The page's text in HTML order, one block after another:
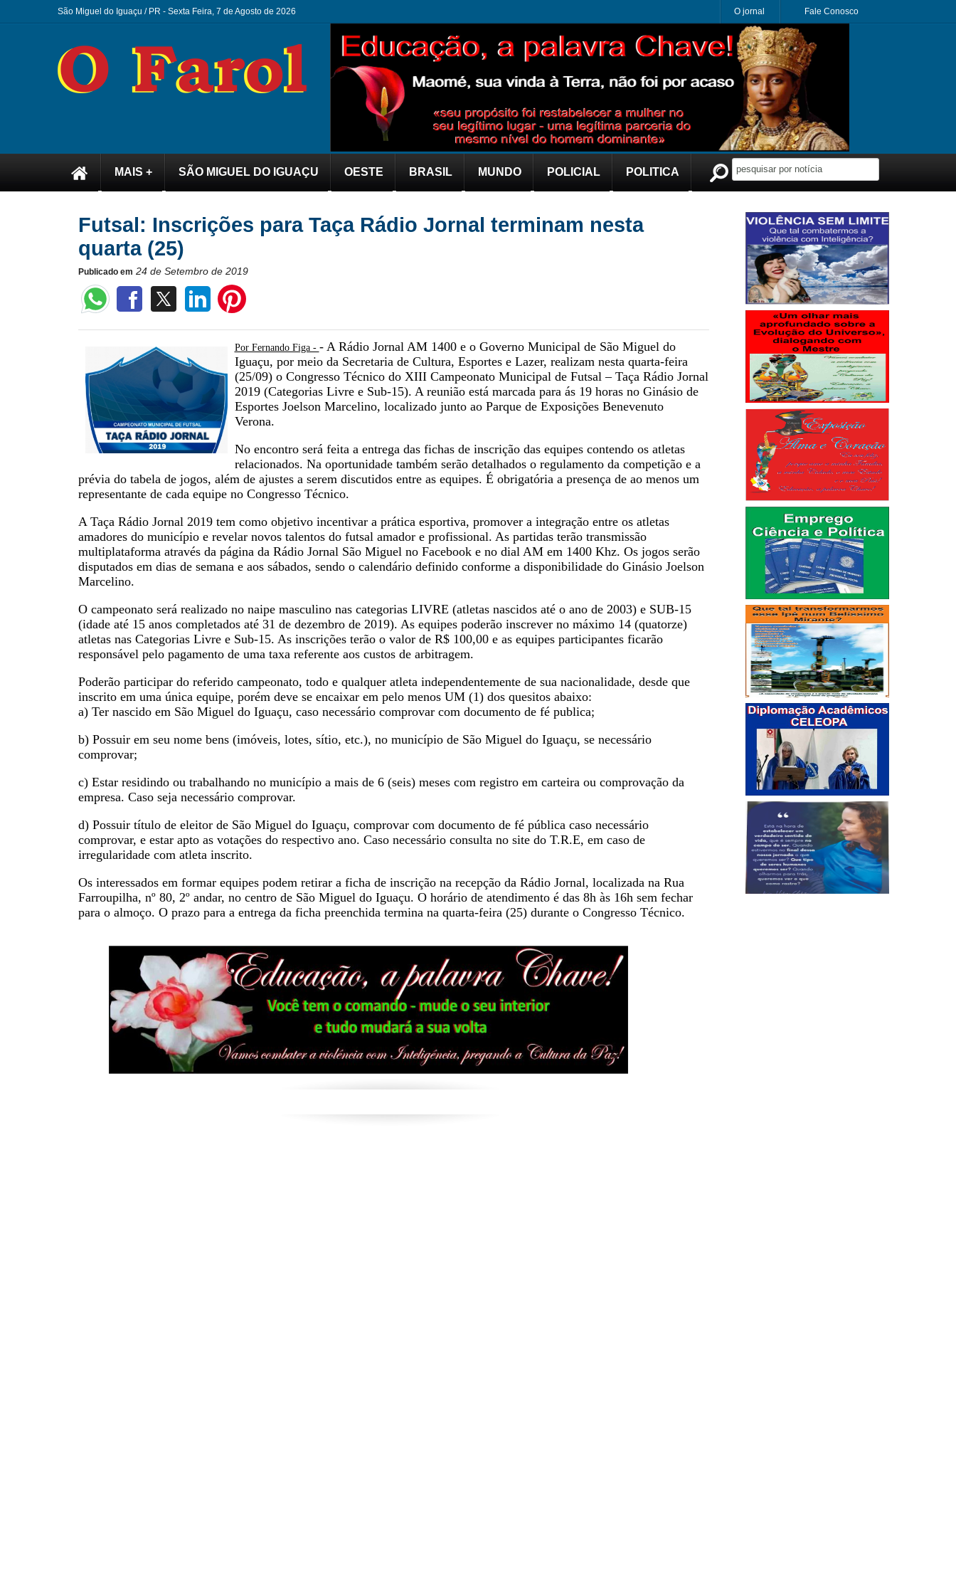
São Miguel do Iguaçu / PR - Sexta Feira, 7 de Agosto de 2026 O jornal Fale Conosco
MAIS + SÃO MIGUEL DO IGUAÇU OESTE BRASIL MUNDO POLICIAL POLITICA
Futsal: Inscrições para Taça Rádio Jornal terminam nesta
quarta (25)
Publicado em 24 de Setembro de 2019
Por Fernando Figa - - A Rádio Jornal AM 1400 e o Governo Municipal de São Miguel do
Iguaçu, por meio da Secretaria de Cultura, Esportes e Lazer, realizam nesta quarta-feira
(25/09) o Congresso Técnico do XIII Campeonato Municipal de Futsal – Taça Rádio Jornal
2019 (Categorias Livre e Sub-15). A reunião está marcada para ás 19 horas no Ginásio de
Esportes Joelson Marcelino, localizado junto ao Parque de Exposições Benevenuto
Verona.
No encontro será feita a entrega das fichas de inscrição das equipes contendo os atletas
relacionados. Na oportunidade também serão detalhados o regulamento da competição e a
prévia do tabela de jogos, além de ajustes a serem discutidos entre as equipes. É obrigatória a presença de ao menos um
representante de cada equipe no Congresso Técnico.
A Taça Rádio Jornal 2019 tem como objetivo incentivar a prática esportiva, promover a integração entre os atletas
amadores do município e revelar novos talentos do futsal amador e profissional. As partidas terão transmissão
multiplataforma através da página da Rádio Jornal São Miguel no Facebook e no dial AM em 1400 Khz. Os jogos serão
disputados em dias de semana e aos sábados, sendo o calendário definido conforme a disponibilidade do Ginásio Joelson
Marcelino.
O campeonato será realizado no naipe masculino nas categorias LIVRE (atletas nascidos até o ano de 2003) e SUB-15
(idade até 15 anos completados até 31 de dezembro de 2019). As equipes poderão inscrever no máximo 14 (quatorze)
atletas nas Categorias Livre e Sub-15. As inscrições terão o valor de R$ 100,00 e as equipes participantes ficarão
responsável pelo pagamento de uma taxa referente aos custos de arbitragem.
Poderão participar do referido campeonato, todo e qualquer atleta independentemente de sua nacionalidade, desde que
inscrito em uma única equipe, porém deve se encaixar em pelo menos UM (1) dos quesitos abaixo:
a) Ter nascido em São Miguel do Iguaçu, caso necessário comprovar com documento de fé publica;
b) Possuir em seu nome bens (imóveis, lotes, sítio, etc.), no município de São Miguel do Iguaçu, se necessário
comprovar;
c) Estar residindo ou trabalhando no município a mais de 6 (seis) meses com registro em carteira ou comprovação da
empresa. Caso seja necessário comprovar.
d) Possuir título de eleitor de São Miguel do Iguaçu, comprovar com documento de fé pública caso necessário
comprovar, e estar apto as votações do respectivo ano. Caso necessário consulta no site do T.R.E, em caso de
irregularidade com atleta inscrito.
Os interessados em formar equipes podem retirar a ficha de inscrição na recepção da Rádio Jornal, localizada na Rua
Farroupilha, nº 80, 2º andar, no centro de São Miguel do Iguaçu. O horário de atendimento é das 8h às 16h sem fechar
para o almoço. O prazo para a entrega da ficha preenchida termina na quarta-feira (25) durante o Congresso Técnico.